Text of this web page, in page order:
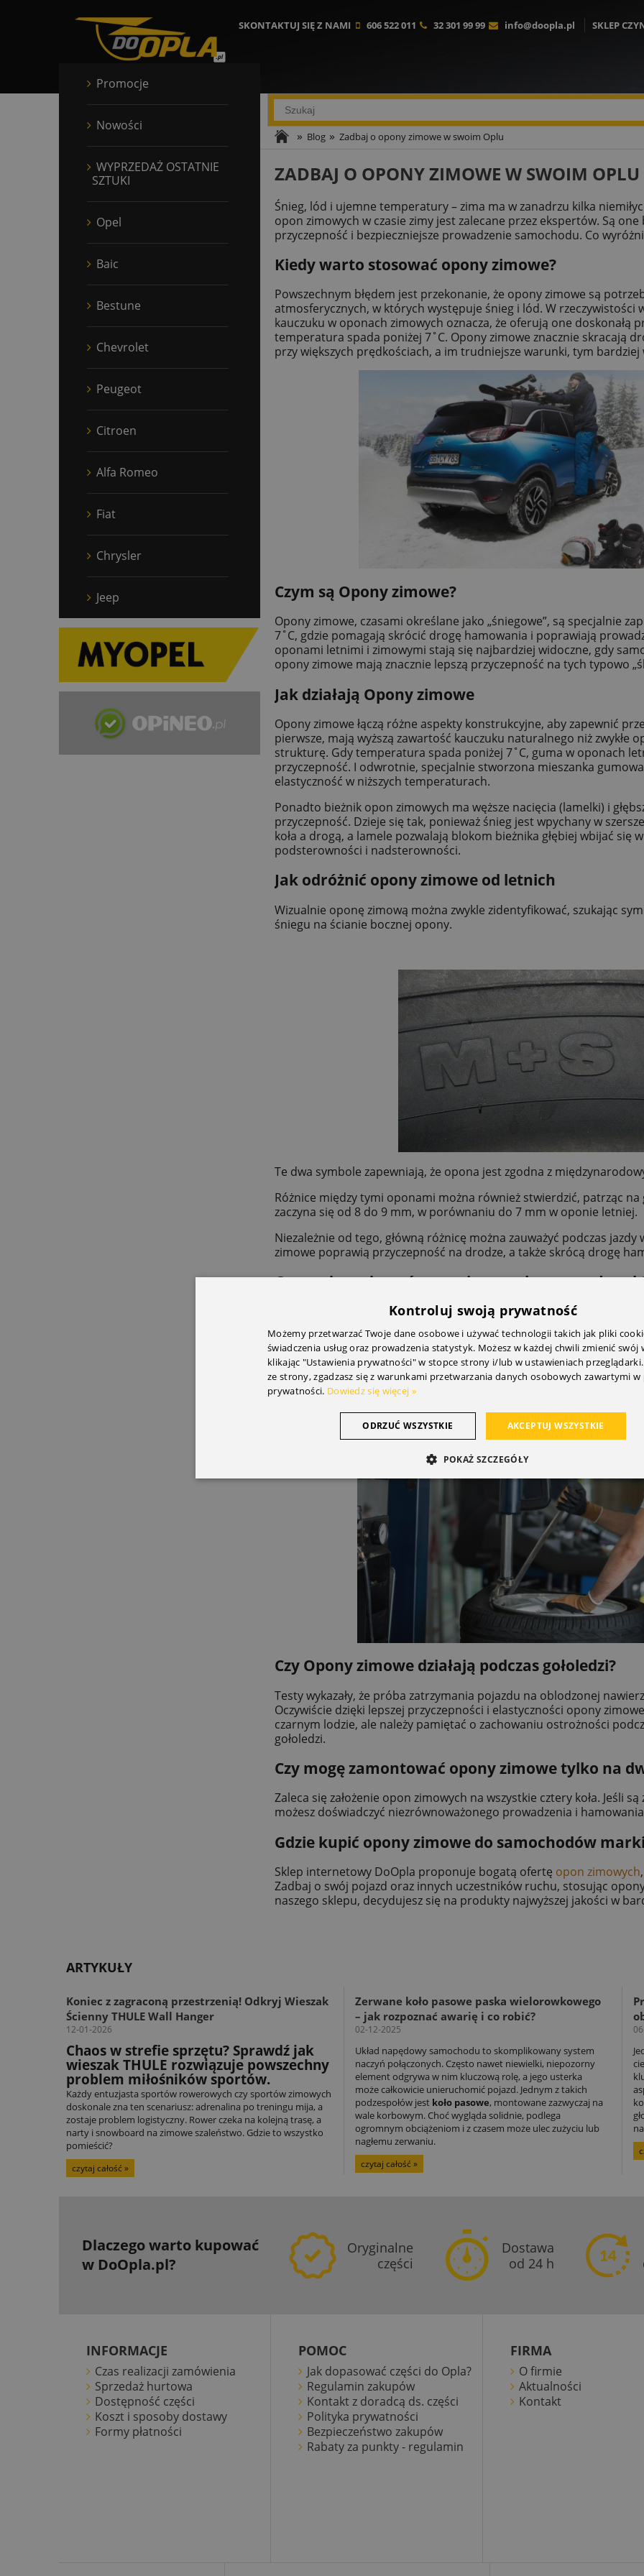
SKONTAKTUJ SIĘ Z NAMI 606 522 011 32 301 99 99 info@doopla.pl SKLEP
» Blog » Zadbaj o opony zimowe w swoim Oplu
Promocje
Nowości
WYPRZEDAŻ OSTATNIE
SZTUKI
Opel
Baic
Bestune
Chevrolet
Peugeot
Citroen
Alfa Romeo
Fiat
Chrysler
Jeep
ZADBAJ O OPONY ZIMOWE W SWOIM OPLU
Śnieg, lód i ujemne temperatury – zima ma w zanadrzu kilka
opon zimowych w czasie zimy jest zalecane przez ekspertów. Są
przyczepność i bezpieczniejsze prowadzenie samochodu. Co
Kiedy warto stosować opony zimowe?
Powszechnym błędem jest przekonanie, że opony zimowe są
atmosferycznych, w których występuje śnieg i lód. W
kauczuku w oponach zimowych oznacza, że oferują one doskonałą
temperatura spada poniżej 7˚C. Opony zimowe znacznie skracają
przy większych prędkościach, a im trudniejsze warunki, tym
Czym są Opony zimowe?
Opony zimowe, czasami określane jako „śniegowe”, są specjalnie
7˚C, gdzie pomagają skrócić drogę hamowania i poprawiają
oponami letnimi i zimowymi stają się najbardziej widoczne, gdy
opony zimowe mają znacznie lepszą przyczepność na tych typowo
Jak działają Opony zimowe
Opony zimowe łączą różne aspekty konstrukcyjne, aby zapewnić
pierwsze, mają wyższą zawartość kauczuku naturalnego niż zwykłe
strukturę. Gdy temperatura spada poniżej 7˚C, guma w oponach
przyczepność. I odwrotnie, specjalnie stworzona mieszanka
elastyczność w niższych temperaturach.
Ponadto bieżnik opon zimowych ma węższe nacięcia (lamelki) i
przyczepność. Dzieje się tak, ponieważ śnieg jest wpychany w
koła a drogą, a lamele pozwalają blokom bieżnika głębiej wbijać się
podsterowności i nadsterowności.
Jak odróżnić opony zimowe od letnich
Wizualnie oponę zimową można zwykle zidentyfikować, szukając
śniegu na ścianie bocznej opony.
Te dwa symbole zapewniają, że opona jest zgodna z
Różnice między tymi oponami można również stwierdzić, patrząc na
zaczyna się od 8 do 9 mm, w porównaniu do 7 mm w oponie letniej.
Niezależnie od tego, główną różnicę można zauważyć podczas
zimowe poprawią przyczepność na drodze, a także skrócą drogę
Czy można używać opon zimowych przez cały
Ponieważ opony zimowe są specjalnie zaprojektowane do niższych
używania w suchych, letnich miesiącach. Używanie opon
Spadek właściwości jezdnych – ze względu na elastyczność
szybkich manewrów lub ostrego prowadzenia w miesiącach
sobie ze śniegiem i lodem, gdy jest zimno, ale ta funkcja nie
Szybsze zużycie – budowa opon zimowych powoduje ich
Używanie opon zimowych w cieplejszych miesiącach
spowoduje częstszą ich wymianę, ponieważ szybciej się zużywają.
Czy Opony zimowe działają podczas gołoledzi?
Testy wykazały, że próba zatrzymania pojazdu na oblodzonej
Oczywiście dzięki lepszej przyczepności i elastyczności opony
czarnym lodzie, ale należy pamiętać o zachowaniu ostrożności
gołoledzi.
Czy mogę zamontować opony zimowe tylko na
Zaleca się założenie opon zimowych na wszystkie cztery koła. Jeśli
możesz doświadczyć niezrównoważonego prowadzenia i
Gdzie kupić opony zimowe do samochodów
Sklep internetowy DoOpla proponuje bogatą ofertę opon zimowych
Zadbaj o swój pojazd oraz innych uczestników ruchu, stosując
naszego sklepu, decydujesz się na produkty najwyższej jakości w
ARTYKUŁY
Koniec z zagraconą przestrzenią! Odkryj Wieszak
Ścienny THULE Wall Hanger
12-01-2026
Chaos w strefie sprzętu? Sprawdź jak
wieszak THULE rozwiązuje powszechny
problem miłośników sportów.
Każdy entuzjasta sportów rowerowych czy sportów zimowych
doskonale zna ten scenariusz: adrenalina po treningu mija, a
zostaje problem logistyczny. Rower czeka na kolejną trasę, a
narty i snowboard na zimowe szaleństwo. Gdzie to wszystko
pomieścić?
czytaj całość »
Zerwane koło pasowe paska wielorowkowego
– jak rozpoznać awarię i co robić?
02-12-2025
Układ napędowy samochodu to skomplikowany system
naczyń połączonych. Często nawet niewielki, niepozorny
element odgrywa w nim kluczową rolę, a jego usterka
może całkowicie unieruchomić pojazd. Jednym z takich
podzespołów jest koło pasowe, montowane zazwyczaj na
wale korbowym. Choć wygląda solidnie, podlega
ogromnym obciążeniom i z czasem może ulec zużyciu lub
nagłemu zerwaniu.
czytaj całość »
Dlaczego warto kupować
w DoOpla.pl?
Oryginalne
części
Dostawa
od 24 h
INFORMACJE
Czas realizacji zamówienia
Sprzedaż hurtowa
Dostępność części
Koszt i sposoby dostawy
Formy płatności
POMOC
Jak dopasować części do Opla?
Regulamin zakupów
Kontakt z doradcą ds. części
Polityka prywatności
Bezpieczeństwo zakupów
Rabaty za punkty - regulamin
FIRMA
O firmie
Aktualności
Kontakt
Kontroluj swoją prywatność
Możemy przetwarzać Twoje dane osobowe i używać technologii takich jak pliki
świadczenia usług oraz prowadzenia statystyk. Możesz w każdej chwili zmienić swój
klikając "Ustawienia prywatności" w stopce strony i/lub w ustawieniach
ze strony, zgadzasz się z warunkami przetwarzania danych osobowych zawartymi
prywatności. Dowiedz się więcej »
AKCEPTUJ WSZYSTKIE
ODRZUĆ WSZYSTKIE
POKAŻ SZCZEGÓŁY